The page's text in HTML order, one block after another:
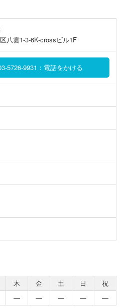
八雲1-3-6K-crossビル1F
5726-9931：電話をかける
木 金 土 日
祝
― ― ― ―
―